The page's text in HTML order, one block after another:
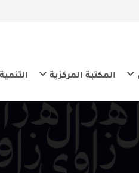
المركزية التنمية